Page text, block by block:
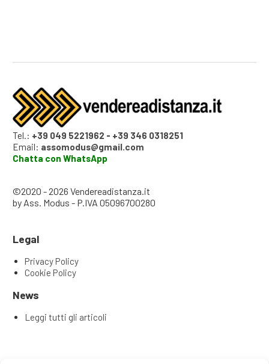
Tel.: +39 049 5221962 - +39 346 0318251
Email: assomodus@gmail.com
Chatta con WhatsApp
©2020 - 2026 Vendereadistanza.it
by Ass. Modus - P.IVA 05096700280
Legal
Privacy Policy
Cookie Policy
News
Leggi tutti gli articoli